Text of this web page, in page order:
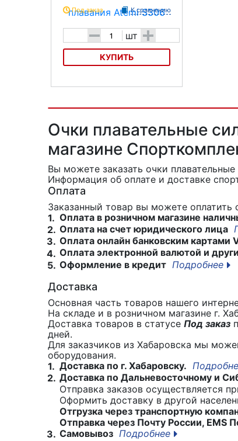
Под заказ К сравнению
- шт +
КУПИТЬ
Очки плавательные
магазине
Вы можете заказать очки
Информация об оплате и доставке
Оплата
Заказанный товар вы можете
1. Оплата в розничном магазине
2. Оплата на счет юридического лица
3. Оплата онлайн банковским картами
4. Оплата электронной валютой и
5. Оформление в кредит Подробнее
Доставка
Основная часть товаров нашего
На складе и в розничном магазине г.
Доставка товаров в статусе Под заказ
дней.
Для заказчиков из Хабаровска мы
оборудования.
1. Доставка по г. Хабаровску.
2. Доставка по Дальневосточному и
Отправка заказов осуществляется
Оформить доставку в другой
Отгрузка через транспортную
Отправка через Почту России, EMS
3. Самовывоз Подробнее